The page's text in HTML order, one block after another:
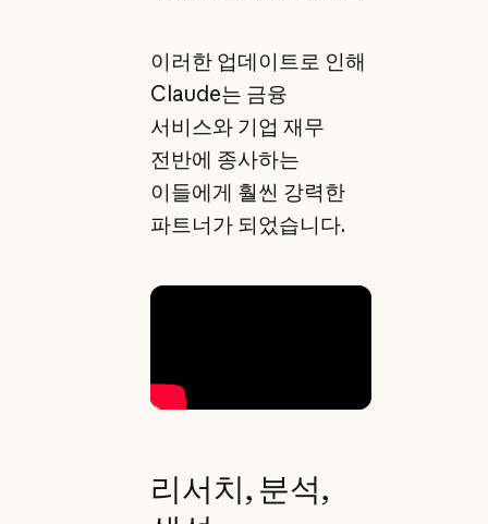
이러한 업데이트로 인해
Claude는 금융
서비스와 기업 재무
전반에 종사하는
이들에게 훨씬 강력한
파트너가 되었습니다.
리서치, 분석,